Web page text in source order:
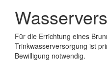
Für die Errichtung eines
Trinkwasserversorgung ist
Bewilligung notwendig.